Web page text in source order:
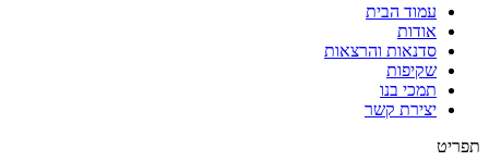
עמוד הבית
אודות
סדנאות והרצאות
שקיפות
תמכי בנו
יצירת קשר
תפריט